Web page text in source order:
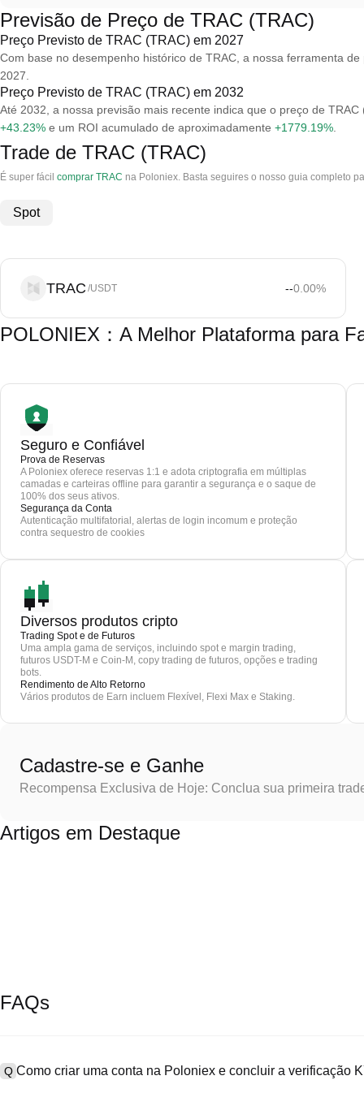
Previsão de Preço de TRAC (TRAC)
Preço Previsto de TRAC (TRAC) em 2027
Com base no desempenho histórico de TRAC, a nossa ferramenta
2027.
Preço Previsto de TRAC (TRAC) em 2032
Até 2032, a nossa previsão mais recente indica que o preço de
+43.23% e um ROI acumulado de aproximadamente +1779.19%
Trade de TRAC (TRAC)
É super fácil comprar TRAC na Poloniex. Basta seguires o nosso guia completo
Spot
TRAC /USDT --0.00%
POLONIEX：A Melhor Plataforma para
Seguro e Confiável
Prova de Reservas
A Poloniex oferece reservas 1:1 e adota criptografia em múltiplas
camadas e carteiras offline para garantir a segurança e o saque de
100% dos seus ativos.
Segurança da Conta
Autenticação multifatorial, alertas de login incomum e proteção
contra sequestro de cookies
Diversos produtos cripto
Trading Spot e de Futuros
Uma ampla gama de serviços, incluindo spot e margin trading,
futuros USDT-M e Coin-M, copy trading de futuros, opções e trading
bots.
Rendimento de Alto Retorno
Vários produtos de Earn incluem Flexível, Flexi Max e Staking.
Cadastre-se e Ganhe
Recompensa Exclusiva de Hoje: Conclua sua primeira
Artigos em Destaque
FAQs
Q Como criar uma conta na Poloniex e concluir a verificação